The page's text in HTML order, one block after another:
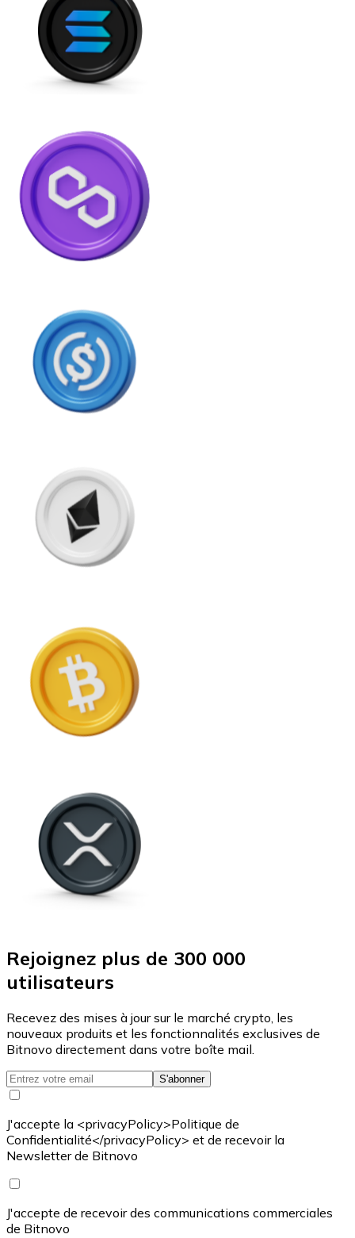
Rejoignez plus de 300 000
utilisateurs
Recevez des mises à jour sur le marché crypto, les
nouveaux produits et les fonctionnalités exclusives de
Bitnovo directement dans votre boîte mail.
S'abonner
J'accepte la <privacyPolicy>Politique de
Confidentialité</privacyPolicy> et de recevoir la
Newsletter de Bitnovo
J'accepte de recevoir des communications commerciales
de Bitnovo